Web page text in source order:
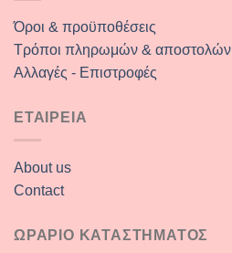
Όροι & προϋποθέσεις
Τρόποι πληρωμών & αποστολών
Αλλαγές - Επιστροφές
ΕΤΑΙΡΕΙΑ
About us
Contact
ΩΡΑΡΙΟ ΚΑΤΑΣΤΗΜΑΤΟΣ